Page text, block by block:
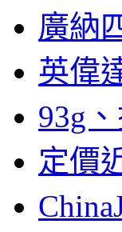
廣納
英偉
93g
定價